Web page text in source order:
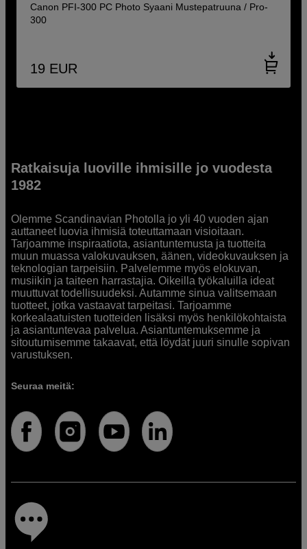
Canon PFI-300 PC Photo Syaani Mustepatruuna / Pro-
300
19 EUR
Ratkaisuja luoville ihmisille jo vuodesta
1982
Olemme Scandinavian Photolla jo yli 40 vuoden ajan
auttaneet luovia ihmisiä toteuttamaan visioitaan.
Tarjoamme inspiraatiota, asiantuntemusta ja tuotteita
muun muassa valokuvauksen, äänen, videokuvauksen ja
teknologian tarpeisiin. Palvelemme myös elokuvan,
musiikin ja taiteen harrastajia. Oikeilla työkaluilla ideat
muuttuvat todellisuudeksi. Autamme sinua valitsemaan
tuotteet, jotka vastaavat tarpeitasi. Tarjoamme
korkealaatuisten tuotteiden lisäksi myös henkilökohtaista
ja asiantuntevaa palvelua. Asiantuntemuksemme ja
sitoutumisemme takaavat, että löydät juuri sinulle sopivan
varustuksen.
Seuraa meitä: